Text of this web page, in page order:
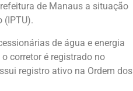
de Manaus a situação
(IPTU).
de água e energia
corretor é registrado no
registro ativo na Ordem dos